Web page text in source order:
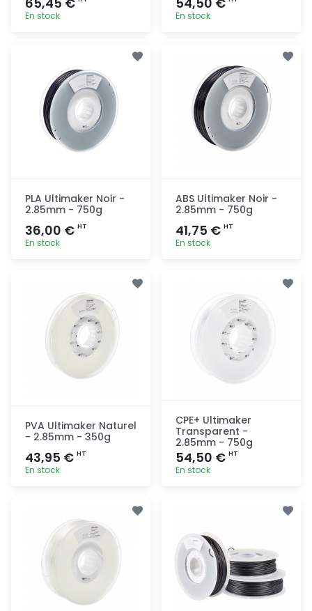
En stock En stock
PLA Ultimaker Noir -
2.85mm - 750g
36,00 € HT
En stock
ABS Ultimaker Noir -
2.85mm - 750g
41,75 € HT
En stock
PVA Ultimaker Naturel
- 2.85mm - 350g
43,95 € HT
En stock
CPE+ Ultimaker
Transparent -
2.85mm - 750g
54,50 € HT
En stock